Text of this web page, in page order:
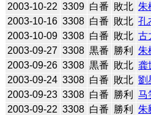
2003-10-22 3309 白番 敗北 朱
2003-10-16 3308 白番 敗北 孔
2003-10-09 3308 白番 敗北 古
2003-09-27 3308 黒番 勝利 朱
2003-09-26 3308 黒番 敗北 龚
2003-09-24 3308 白番 敗北 劉
2003-09-23 3308 白番 勝利 马
2003-09-22 3308 白番 勝利 朱